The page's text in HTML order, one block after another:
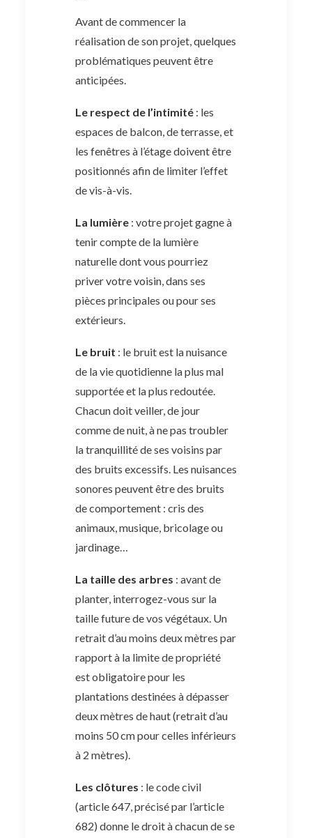
Avant de commencer la
réalisation de son projet, quelques
problématiques peuvent être
anticipées.
Le respect de l’intimité : les
espaces de balcon, de terrasse, et
les fenêtres à l’étage doivent être
positionnés afin de limiter l’effet
de vis-à-vis.
La lumière : votre projet gagne à
tenir compte de la lumière
naturelle dont vous pourriez
priver votre voisin, dans ses
pièces principales ou pour ses
extérieurs.
Le bruit : le bruit est la nuisance
de la vie quotidienne la plus mal
supportée et la plus redoutée.
Chacun doit veiller, de jour
comme de nuit, à ne pas troubler
la tranquillité de ses voisins par
des bruits excessifs. Les nuisances
sonores peuvent être des bruits
de comportement : cris des
animaux, musique, bricolage ou
jardinage…
La taille des arbres : avant de
planter, interrogez-vous sur la
taille future de vos végétaux. Un
retrait d’au moins deux mètres par
rapport à la limite de propriété
est obligatoire pour les
plantations destinées à dépasser
deux mètres de haut (retrait d’au
moins 50 cm pour celles inférieurs
à 2 mètres).
Les clôtures : le code civil
(article 647, précisé par l’article
682) donne le droit à chacun de se